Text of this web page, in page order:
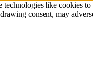
technologies like cookies
consent, may